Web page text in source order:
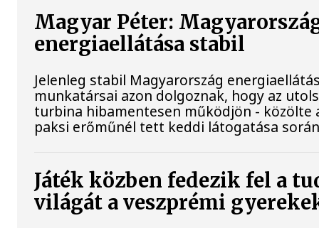
Magyar Péter:
energiaellátása stabil
Jelenleg stabil Magyarország
munkatársai azon dolgoznak, hogy az
turbina hibamentesen működjön - közölte
paksi erőműnél tett keddi látogatása
Játék közben fedezik fel a
világát a veszprémi